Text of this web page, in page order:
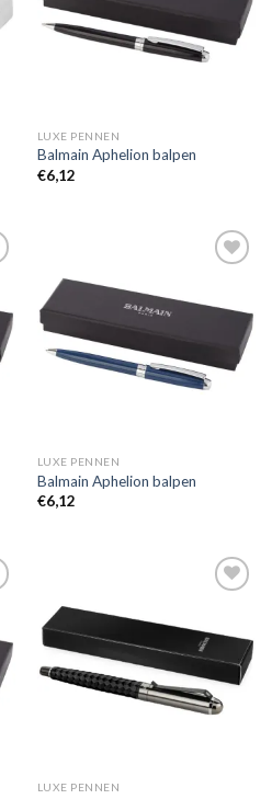
LUXE PENNEN
Balmain Aphelion balpen
€6,12
wenslijst
LUXE PENNEN
Balmain Aphelion balpen
€6,12
wenslijst
LUXE PENNEN